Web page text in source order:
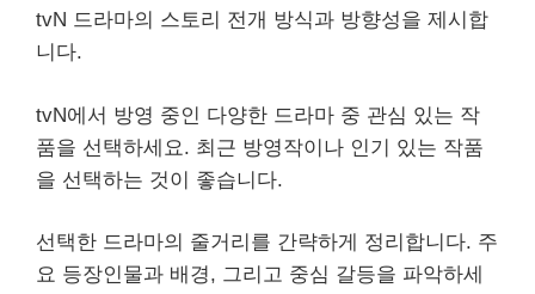
tvN 드라마의 스토리 전개 방식과 방향성을 제시합
니다.
tvN에서 방영 중인 다양한 드라마 중 관심 있는 작
품을 선택하세요. 최근 방영작이나 인기 있는 작품
을 선택하는 것이 좋습니다.
선택한 드라마의 줄거리를 간략하게 정리합니다. 주
요 등장인물과 배경, 그리고 중심 갈등을 파악하세